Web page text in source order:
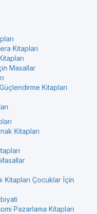
Kitapları
Masallar
Kitapları
Kitapları
Kitapları Çocuklar İçin
Pazarlama Kitapları